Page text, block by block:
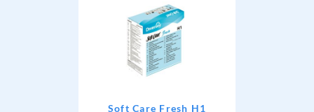
Soft Care Fresh H1